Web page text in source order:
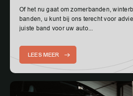
Of het nu gaat om zomerbanden,
banden, u kunt bij ons terecht voor
juiste band voor uw auto...
LEES MEER